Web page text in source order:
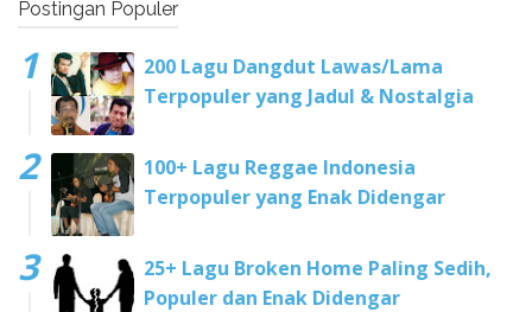
Postingan Populer
200 Lagu Dangdut Lawas/Lama
Terpopuler yang Jadul & Nostalgia
100+ Lagu Reggae Indonesia
Terpopuler yang Enak Didengar
25+ Lagu Broken Home Paling Sedih,
Populer dan Enak Didengar